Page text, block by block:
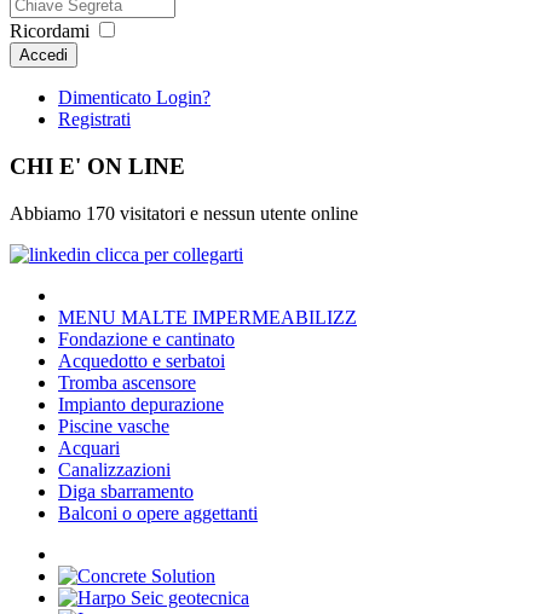
Ricordami
Accedi
Dimenticato Login?
Registrati
CHI E' ON LINE
Abbiamo 170 visitatori e nessun utente online
MENU MALTE IMPERMEABILIZZ
Fondazione e cantinato
Acquedotto e serbatoi
Tromba ascensore
Impianto depurazione
Piscine vasche
Acquari
Canalizzazioni
Diga sbarramento
Balconi o opere aggettanti